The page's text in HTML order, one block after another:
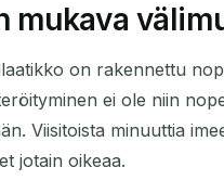
mukava
on rakennettu
ei ole niin
Viisitoista minuuttia
jotain oikeaa.